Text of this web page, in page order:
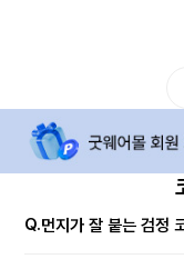
Q.먼지가 잘 붙는 검정